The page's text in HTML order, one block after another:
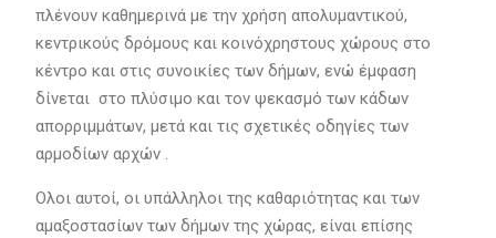
πλένουν καθημερινά με την χρήση απολυμαντικού,
κεντρικούς δρόμους και κοινόχρηστους χώρους στο
κέντρο και στις συνοικίες των δήμων, ενώ έμφαση
δίνεται στο πλύσιμο και τον ψεκασμό των κάδων
απορριμμάτων, μετά και τις σχετικές οδηγίες των
αρμοδίων αρχών .
Ολοι αυτοί, οι υπάλληλοι της καθαριότητας και των
αμαξοστασίων των δήμων της χώρας, είναι επίσης